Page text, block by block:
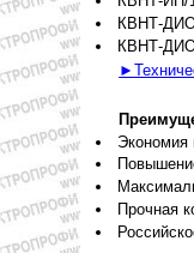
КВНТ-
КВНТ-
Экономия
Прочная